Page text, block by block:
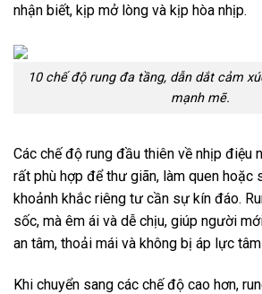
nhận biết, kịp mở lòng và kịp hòa nhịp.
10 chế độ rung đa tầng, dẫn dắt cảm
mạnh mẽ.
Các chế độ rung đầu thiên về nhịp điệu
rất phù hợp để thư giãn, làm quen hoặc
khoảnh khắc riêng tư cần sự kín đáo.
sốc, mà êm ái và dễ chịu, giúp người
an tâm, thoải mái và không bị áp lực tâm
Khi chuyển sang các chế độ cao hơn,